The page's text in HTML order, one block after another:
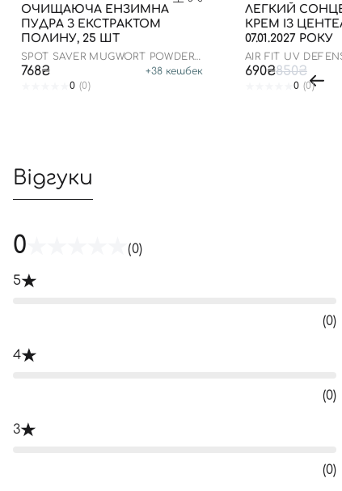
ОЧИЩАЮЧА ЕНЗИМНА
ПУДРА З ЕКСТРАКТОМ
ПОЛИНУ, 25 ШТ
SPOT SAVER MUGWORT POWDER
WASH
768₴ +38 кешбек
0 (0)
ЛЕГКИЙ
КРЕМ ІЗ
07.01.2027 РОКУ
AIR FIT UV
SPF50
690₴850₴
0 (0)
Відгуки
0 (0)
5
(0)
4
(0)
3
(0)